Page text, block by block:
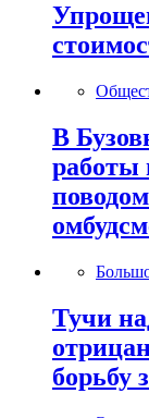
В
работы
Тучи
борьбу